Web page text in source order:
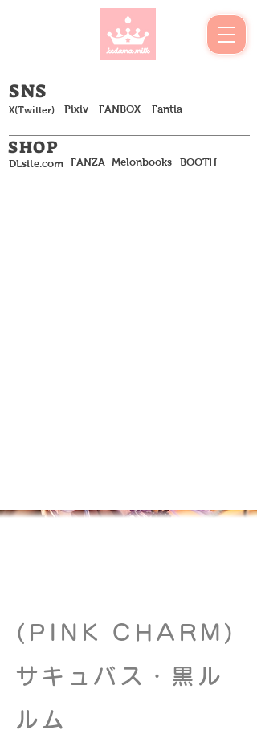
​SNS
​X(Twitter) Pixiv Fantia
FANBOX
SHOP
DLsite.com FANZA Melonbooks BOOTH
(PINK CHARM)
サキュバス・黒ル
ルム